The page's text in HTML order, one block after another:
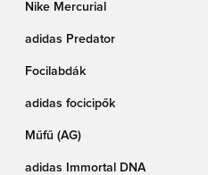
Nike Mercurial
adidas Predator
Focilabdák
adidas focicipők
Műfű (AG)
adidas Immortal DNA